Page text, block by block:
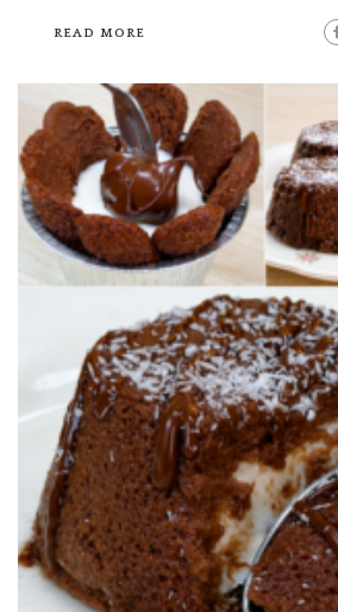
READ MORE